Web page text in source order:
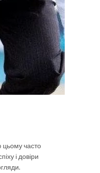
цьому часто
і довіри